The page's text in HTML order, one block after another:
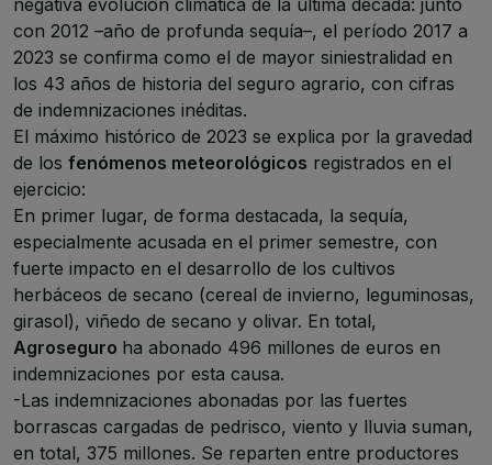
con 2012 –año de profunda sequía–, el período 2017 a
2023 se confirma como el de mayor siniestralidad en
los 43 años de historia del seguro agrario, con cifras
de indemnizaciones inéditas.
El máximo histórico de 2023 se explica por la gravedad
de los fenómenos meteorológicos registrados en el
ejercicio:
En primer lugar, de forma destacada, la sequía,
especialmente acusada en el primer semestre, con
fuerte impacto en el desarrollo de los cultivos
herbáceos de secano (cereal de invierno, leguminosas,
girasol), viñedo de secano y olivar. En total,
Agroseguro ha abonado 496 millones de euros en
indemnizaciones por esta causa.
-Las indemnizaciones abonadas por las fuertes
borrascas cargadas de pedrisco, viento y lluvia suman,
en total, 375 millones. Se reparten entre productores